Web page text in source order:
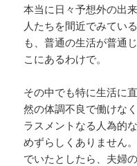
本当に日々予想外の出
人たちを間近でみてい
も、普通の生活が普通
こにあるわけで。
その中でも特に生活に
然の体調不良で働けな
ラスメントなる人為的
めずらしくありません
でいたとしたら、夫婦